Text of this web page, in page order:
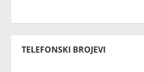
TELEFONSKI BROJEVI